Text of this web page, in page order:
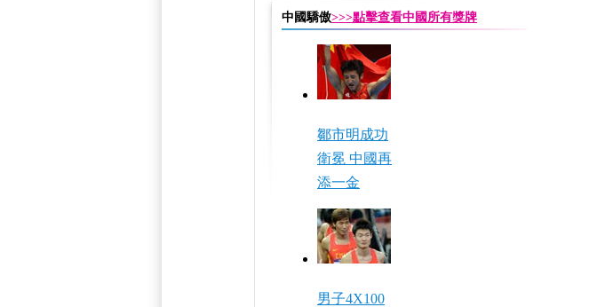
中國驕傲>>>點擊查看中國所有獎牌
鄒市明成功
衛冕 中國再
添一金
男子4X100